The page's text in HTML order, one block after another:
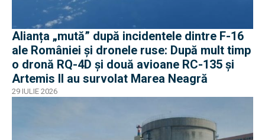
Alianța „mută” după incidentele dintre F-16
ale României și dronele ruse: După mult timp
o dronă RQ-4D și două avioane RC-135 și
Artemis II au survolat Marea Neagră
29 IULIE 2026